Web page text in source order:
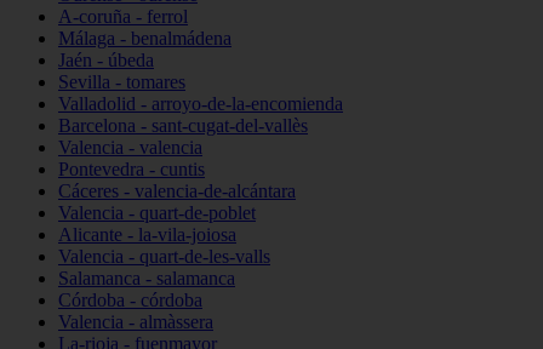
A-coruña - ferrol
Málaga - benalmádena
Jaén - úbeda
Sevilla - tomares
Valladolid - arroyo-de-la-encomienda
Barcelona - sant-cugat-del-vallès
Valencia - valencia
Pontevedra - cuntis
Cáceres - valencia-de-alcántara
Valencia - quart-de-poblet
Alicante - la-vila-joiosa
Valencia - quart-de-les-valls
Salamanca - salamanca
Córdoba - córdoba
Valencia - almàssera
La-rioja - fuenmayor